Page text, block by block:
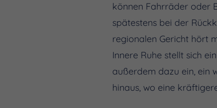
können Fahrräder oder
spätestens bei der
regionalen Gericht hört
Innere Ruhe stellt sich
außerdem dazu ein, ein
hinaus, wo eine